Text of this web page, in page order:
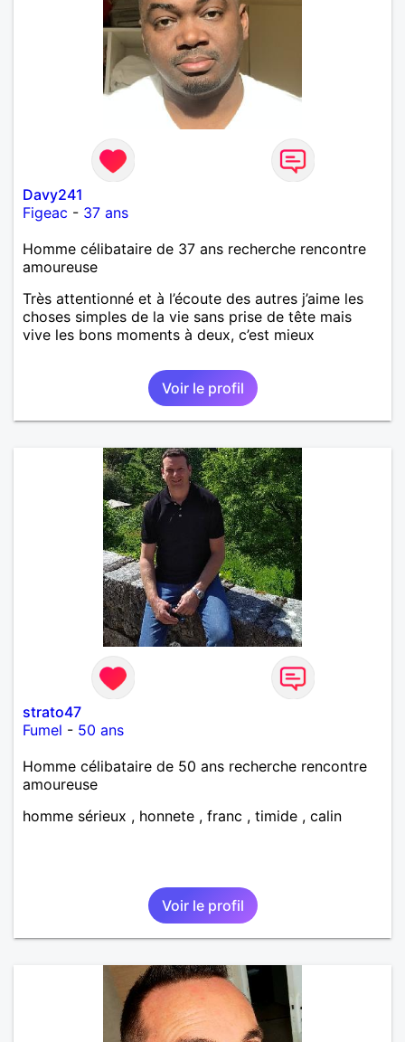
Davy241
Figeac - 37 ans
Homme célibataire de 37 ans recherche rencontre
amoureuse
Très attentionné et à l’écoute des autres j’aime les
choses simples de la vie sans prise de tête mais
vive les bons moments à deux, c’est mieux
Voir le profil
strato47
Fumel - 50 ans
Homme célibataire de 50 ans recherche rencontre
amoureuse
homme sérieux , honnete , franc , timide , calin
Voir le profil